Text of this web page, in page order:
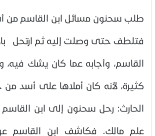
طلب سحنون مسائل ابن القاسم من
فتلطف حتى وصلت إليه ثم ارتحل
القاسم، وأجابه عما كان يشك فيه،
كثيرة، لأنه كان أملاها على أسد من
الحارث: رحل سحنون إلى ابن
علم مالك. فكاشف ابن القاسم